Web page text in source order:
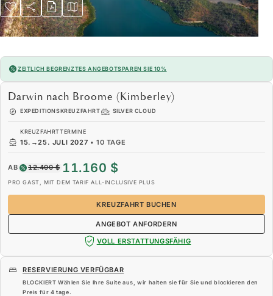
ZEITLICH BEGRENZTES ANGEBOTSPAREN SIE 10%
Darwin nach Broome (Kimberley)
EXPEDITIONSKREUZFAHRT SILVER CLOUD
KREUZFAHRTTERMINE
15. →25. JULI 2027 •10 TAGE
AB 12.400 $ 11.160 $
PRO GAST, MIT DEM TARIF ALL-INCLUSIVE PLUS
KREUZFAHRT BUCHEN
ANGEBOT ANFORDERN
VOLL ERSTATTUNGSFÄHIG
RESERVIERUNG VERFÜGBAR
BLOCKIERT Wählen Sie Ihre Suite aus, wir halten sie für Sie und blockieren den
Preis für 4 tage.